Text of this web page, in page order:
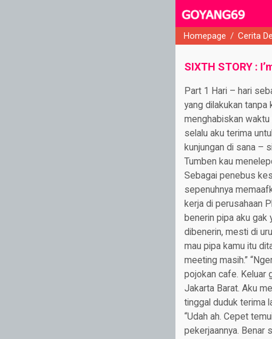
Homepage / Cerita
SIXTH STORY :
Part 1 Hari – hari
yang dilakukan tanpa
menghabiskan waktu
selalu aku terima
kunjungan di sana –
Tumben kau
Sebagai penebus
sepenuhnya
kerja di perusahaan
benerin pipa aku gak
dibenerin, mesti di
mau pipa kamu itu
meeting masih.”
pojokan cafe. Keluar
Jakarta Barat. Aku
tinggal duduk terima
“Udah ah. Cepet
pekerjaannya. Benar